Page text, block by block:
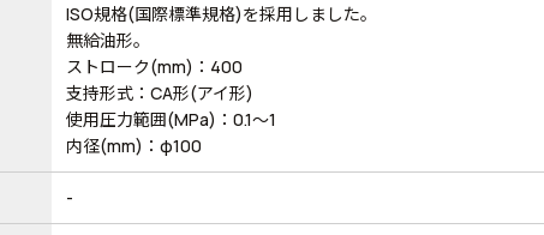
ISO規格(国際標準規格)を採用しました。
無給油形。
ストローク(mm)：400
支持形式：CA形(アイ形)
使用圧力範囲(MPa)：0.1～1
内径(mm)：φ100
-